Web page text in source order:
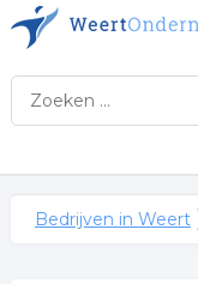
Bedrijven in Weert